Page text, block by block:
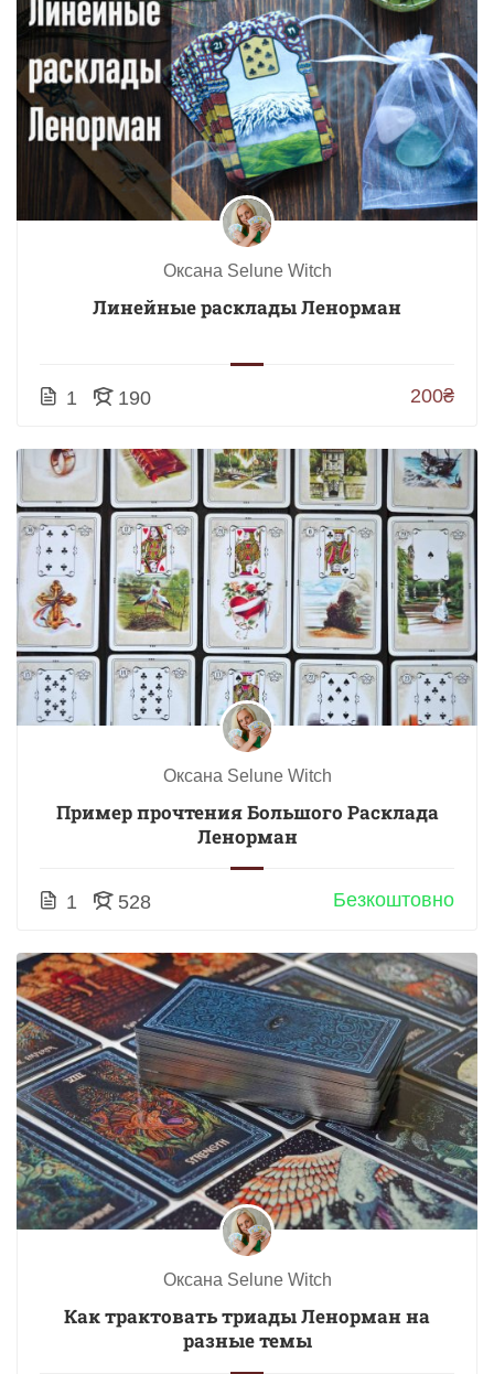
Оксана Selune Witch
Линейные расклады Ленорман
1 190 200₴
Оксана Selune Witch
Пример прочтения Большого Расклада
Ленорман
1 528 Безкоштовно
Оксана Selune Witch
Как трактовать триады Ленорман на
разные темы